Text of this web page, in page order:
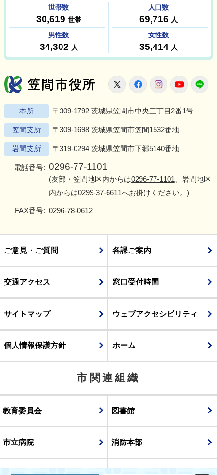
笠間市役所
X FacebookInstagram
本所 〒309-1792 茨城県笠間市中央三丁目2番1号
笠間支所 〒309-1698 茨城県笠間市笠間1532番地
岩間支所 〒319-0294 茨城県笠間市下郷5140番地
電話番号: 0296-77-1101
(友部・笠間地区内からは0296-77-1101 、岩間地区
内からは0299-37-6611へお掛けください。)
FAX番号: 0296-78-0612
ご意見・ご質問 各課ご案内
交通アクセス 窓口受付時間
サイトマップ ウェブアクセシビリティ
個人情報保護方針 ホーム
市関連組織
教育委員会 図書館
市立病院 消防本部